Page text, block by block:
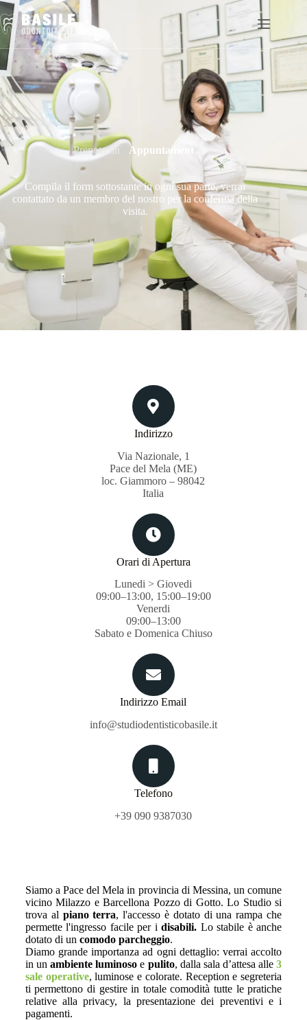
Prenota un Appuntam
Compila il form sottostante in ogni sua parte, verrai
contattato da un membro del nostro per la conferma della
visita.
Indirizzo
Via Nazionale, 1
Pace del Mela (ME)
loc. Giammoro – 98042
Italia
Orari di Apertura
Lunedi > Giovedi
09:00–13:00, 15:00–19:00
Venerdi
09:00–13:00
Sabato e Domenica Chiuso
Indirizzo Email
info@studiodentisticobasile.it
Telefono
+39 090 9387030
Siamo a Pace del Mela in provincia di Messina, un comune
vicino Milazzo e Barcellona Pozzo di Gotto. Lo Studio si
trova al piano terra, l'accesso è dotato di una rampa che
permette l'ingresso facile per idisabili. Lo stabile è anche
dotato di un comodo parcheggio.
Diamo grande importanza ad ogni dettaglio: verrai accolto
in unambiente luminoso e pulito, dalla sala d’attesa alle 3
sale operative, luminose e colorate. Reception e segreteria
ti permettono di gestire in totale comodità tutte le pratiche
relative alla privacy, la presentazione dei preventivi e i
pagamenti.